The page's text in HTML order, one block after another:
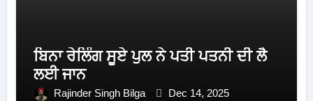
ਬਿਨਾ ਰੇਲਿੰਗ ਸੂਏ ਪੁਲ ਨੇ ਪਤੀ ਪਤਨੀ ਦੀ ਲੈ
ਲਈ ਜਾਨ
Rajinder Singh Bilga Dec 14, 2025